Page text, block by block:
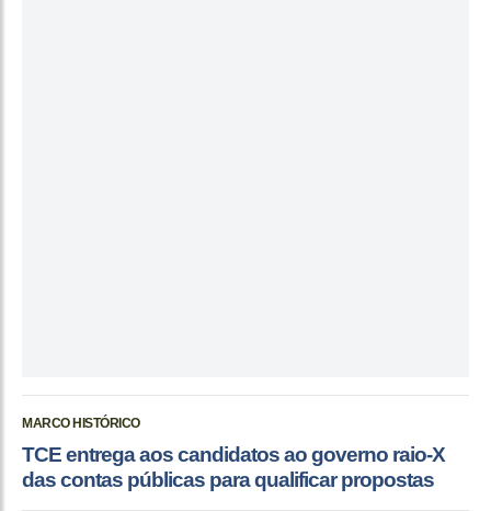
MARCO HISTÓRICO
TCE entrega aos candidatos ao governo raio-X
das contas públicas para qualificar propostas